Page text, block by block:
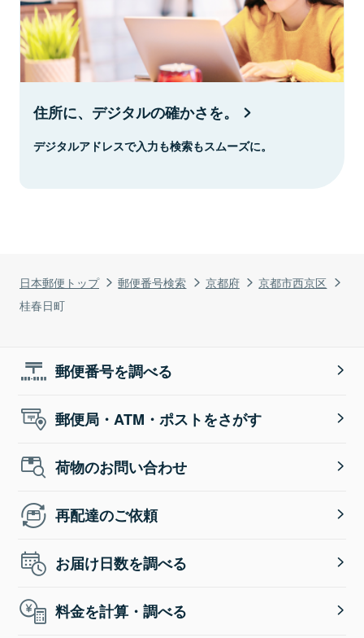
日本郵便トップ 郵便番号検索 京都府
京都市西京区
桂春日町
住所に、デジタルの確かさを。
デジタルアドレスで入力も検索もスムーズに。
郵便番号を調べる
郵便局・ATM・ポストをさがす
荷物のお問い合わせ
再配達のご依頼
お届け日数を調べる
料金を計算・調べる